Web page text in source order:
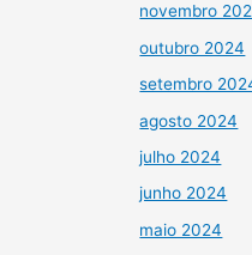
novembro
outubro 2024
setembro
agosto 2024
julho 2024
junho 2024
maio 2024